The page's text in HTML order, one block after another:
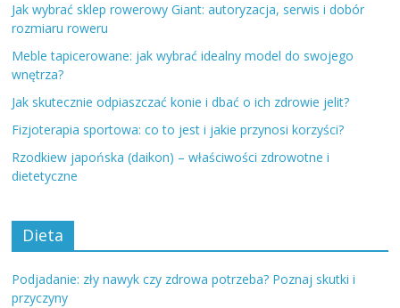
Jak wybrać sklep rowerowy Giant: autoryzacja, serwis i dobór
rozmiaru roweru
Meble tapicerowane: jak wybrać idealny model do swojego
wnętrza?
Jak skutecznie odpiaszczać konie i dbać o ich zdrowie jelit?
Fizjoterapia sportowa: co to jest i jakie przynosi korzyści?
Rzodkiew japońska (daikon) – właściwości zdrowotne i
dietetyczne
Dieta
Podjadanie: zły nawyk czy zdrowa potrzeba? Poznaj skutki i
przyczyny